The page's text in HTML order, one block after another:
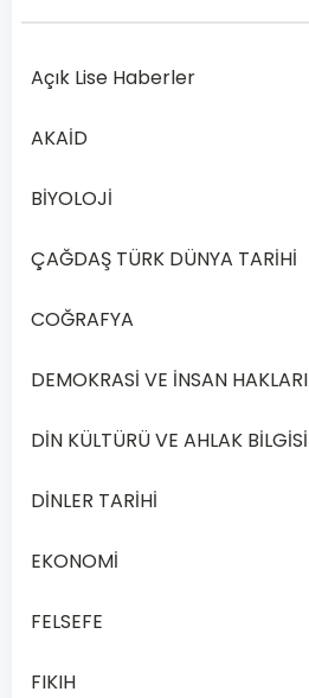
Yılı
2.
Dönem
Açık
Felsefe
–
Yılı
Dönem
Soruları:
Çözüm
Giriş
Açık Lise Haberler
AKAİD
BİYOLOJİ
ÇAĞDAŞ TÜRK DÜNYA TARİHİ
COĞRAFYA
DEMOKRASİ VE İNSAN HAKLARI
DİN KÜLTÜRÜ VE AHLAK BİLGİSİ
DİNLER TARİHİ
EKONOMİ
FELSEFE
FIKIH